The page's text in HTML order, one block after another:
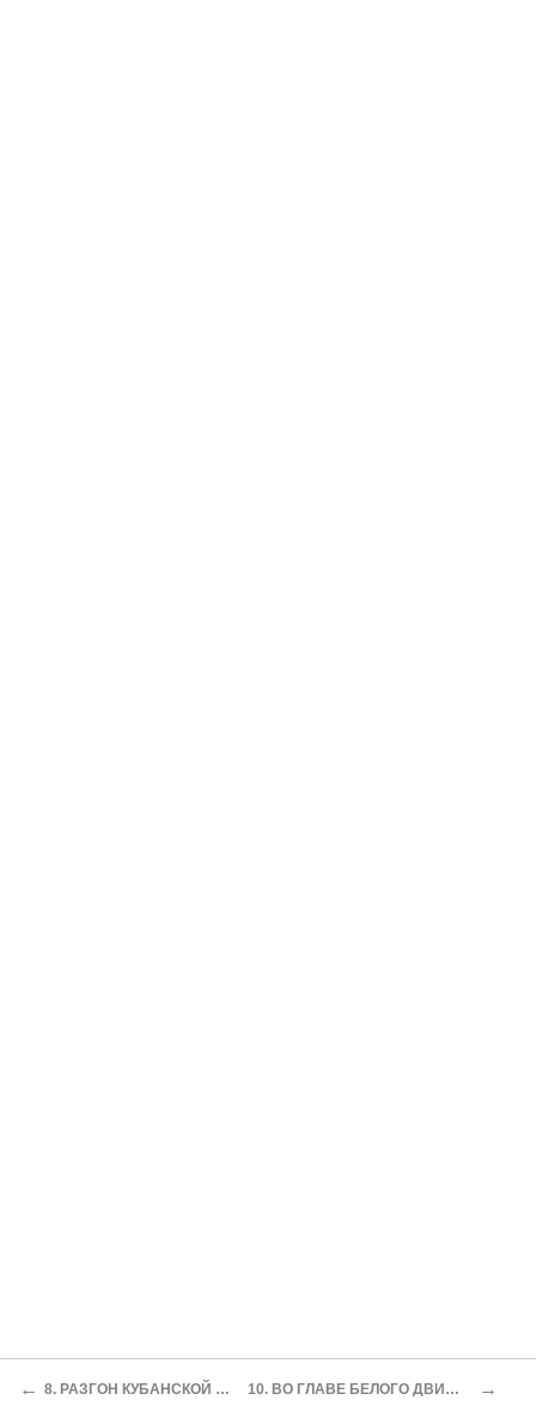
← 8. РАЗГОН КУБАНСКОЙ РАДЫ 10. ВО ГЛАВЕ БЕЛОГО ДВИЖЕНИЯ →